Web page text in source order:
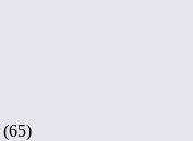
(65)